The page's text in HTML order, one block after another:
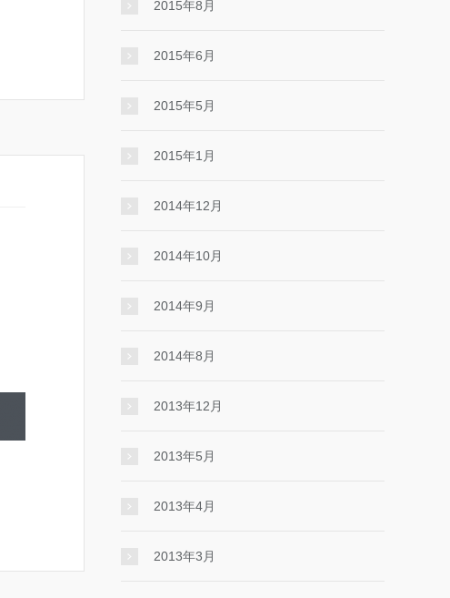
2015年8月
2015年6月
2015年5月
2015年1月
2014年12月
2014年10月
2014年9月
2014年8月
2013年12月
2013年5月
2013年4月
2013年3月